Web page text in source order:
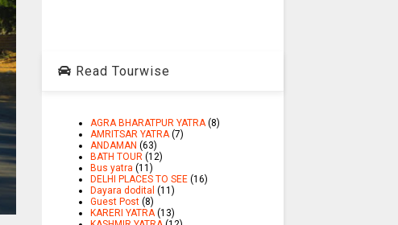
Read Tourwise
AGRA BHARATPUR YATRA (8)
AMRITSAR YATRA (7)
ANDAMAN (63)
BATH TOUR (12)
Bus yatra (11)
DELHI PLACES TO SEE (16)
Dayara dodital (11)
Guest Post (8)
KARERI YATRA (13)